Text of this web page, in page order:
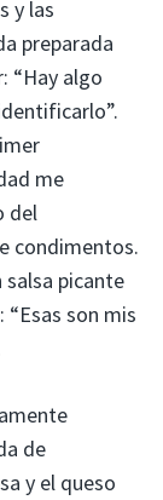
y las
preparada
“Hay algo
me
del
condimentos.
salsa picante
son mis
de
y el queso